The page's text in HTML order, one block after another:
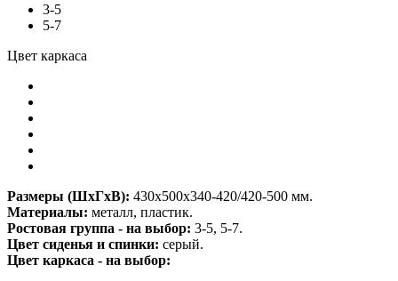
3-5
5-7
Цвет каркаса
Размеры (ШхГхВ): 430х500х340-420/420-500 мм.
Материалы: металл, пластик.
Ростовая группа - на выбор: 3-5, 5-7.
Цвет сиденья и спинки: серый.
Цвет каркаса - на выбор: